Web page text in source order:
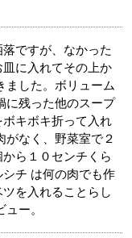
ですが、なかった
に入れてその上か
ました。ボリューム
に残った他のスープ
キボキ折って入れ
がなく、野菜室で２
ら１０センチくら
チ は何の肉でも作
を入れることらし
ー。